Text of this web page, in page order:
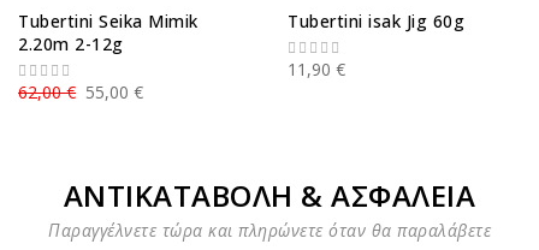
Tubertini Seika Mimik
2.20m 2-12g
55,00 €
62,00 €
Tubertini isak Jig 60g
11,90 €
ΑΝΤΙΚΑΤΑΒΟΛΗ & ΑΣΦΑΛΕΙΑ
Παραγγέλνετε τώρα και πληρώνετε όταν θα παραλάβετε